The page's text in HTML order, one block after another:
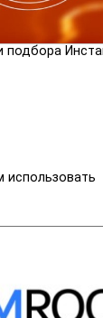
подбора
использовать